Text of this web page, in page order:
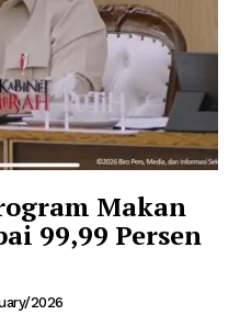
Makan
99,99 Persen
2026